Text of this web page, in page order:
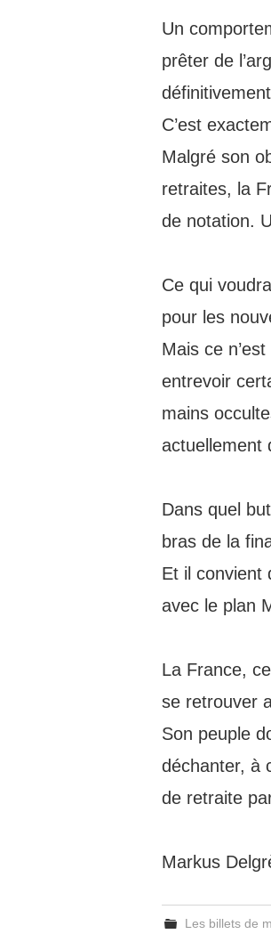
Un
prêter de
C’est
Malgré son
retraites, la
de notation.
Ce qui
pour les
Mais ce
entrevoir
mains
actuellement
Dans quel
bras de la
Et il convient
avec le plan
La France,
se retrouver
Son peuple
déchanter, à
de retraite
Markus
Les billets de